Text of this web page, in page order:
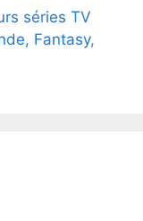
séries TV
Fantasy,